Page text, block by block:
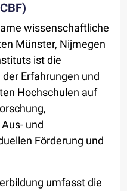
wissenschaftliche
Münster, Nijmegen
ist die
Erfahrungen und
Hochschulen auf
und
Förderung und
umfasst die